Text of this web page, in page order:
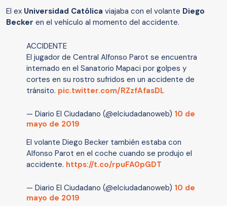
El ex Universidad Católica viajaba con el volante Diego
Becker en el vehículo al momento del accidente.
ACCIDENTE
El jugador de Central Alfonso Parot se encuentra
internado en el Sanatorio Mapaci por golpes y
cortes en su rostro sufridos en un accidente de
tránsito. pic.twitter.com/RZzfAfasDL
— Diario El Ciudadano (@elciudadanoweb) 10 de
mayo de 2019
El volante Diego Becker también estaba con
Alfonso Parot en el coche cuando se produjo el
accidente. https://t.co/rpuFA0pGDT
— Diario El Ciudadano (@elciudadanoweb) 10 de
mayo de 2019